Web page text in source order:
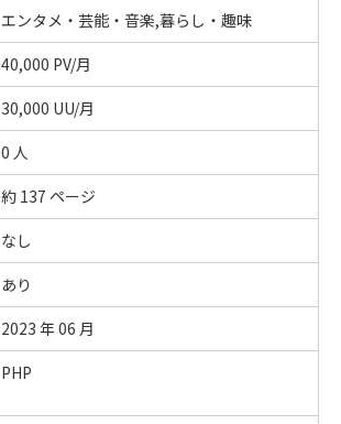
エンタメ・芸能・音楽,暮らし・趣味
40,000 PV/月
30,000 UU/月
0 人
約 137 ページ
なし
あり
2023 年 06 月
PHP